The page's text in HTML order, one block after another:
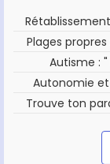
Plages
Autisme :
Autonomie
Trouve ton